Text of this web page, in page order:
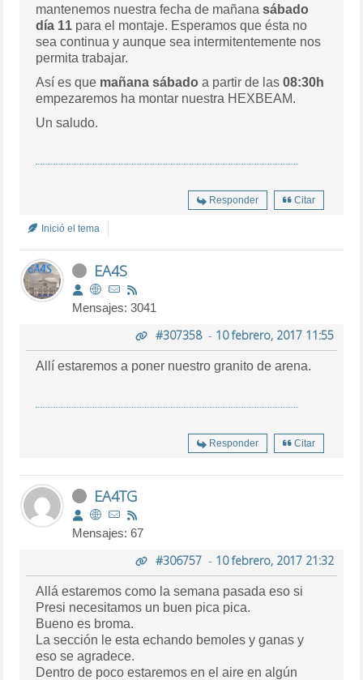
mantenemos nuestra fecha de mañanasábado
día 11 para el montaje. Esperamos que ésta no
sea continua y aunque sea intermitentemente nos
permita trabajar.
Así es que mañana sábado a partir de las 08:30h
empezaremos ha montar nuestra HEXBEAM.
Un saludo.
Responder Citar
Inició el tema
EA4S
Mensajes: 3041
#307358- 10 febrero, 2017 11:55
Allí estaremos a poner nuestro granito de arena.
Responder Citar
EA4TG
Mensajes: 67
#306757- 10 febrero, 2017 21:32
Allá estaremos como la semana pasada eso si
Presi necesitamos un buen pica pica.
Bueno es broma.
La sección le esta echando bemoles y ganas y
eso se agradece.
Dentro de poco estaremos en el aire en algún